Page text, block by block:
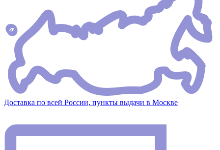
Доставка по всей России, пункты выдачи в Москве